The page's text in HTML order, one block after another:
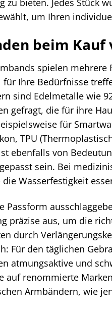
um Ihren
beim
spielen
Ihre Bedürfnisse
sind Edelmetalle wie
gefragt, die für ihre
für
TPU
ebenfalls von
sein. Bei
Wasserfestigkeit
Passform
präzise aus, um die
durch
Für den täglichen
atmungsaktive und
auf renommierte
Armbändern, wie